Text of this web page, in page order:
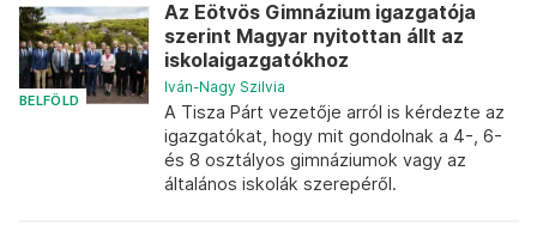
BELFÖLD
Az Eötvös Gimnázium igazgatója
szerint Magyar nyitottan állt az
iskolaigazgatókhoz
Iván-Nagy Szilvia
A Tisza Párt vezetője arról is kérdezte az
igazgatókat, hogy mit gondolnak a 4-, 6-
és 8 osztályos gimnáziumok vagy az
általános iskolák szerepéről.